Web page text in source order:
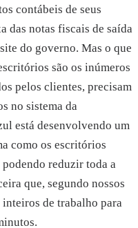
contábeis de seus
das notas fiscais de saída
do governo. Mas o que
são os inúmeros
pelos clientes, precisam
no sistema da
está desenvolvendo um
como os escritórios
podendo reduzir toda a
que, segundo nossos
de trabalho para